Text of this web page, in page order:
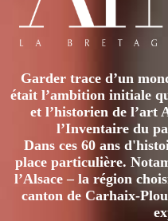
Garder trace d’un
était l’ambition initiale
et l’historien de l’art
l’Inventaire du
Dans ces 60 ans
place particulière.
l’Alsace – la région
canton de Carhaix-